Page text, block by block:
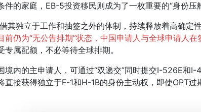
的家庭，EB-5投资移民则成为了一枚重要的“身份压舱
独立于工作和抽签之外的体制，持续释放着高确定性
前仍为“无公告排期”状态，中国申请人与全球申请人
专属配额，不必等待全球排期。
内的主申请人，可通过“双递交”同时提交I-526E和I-
直接获得独立于F-1和H-1B的身份主动权，即使OPT